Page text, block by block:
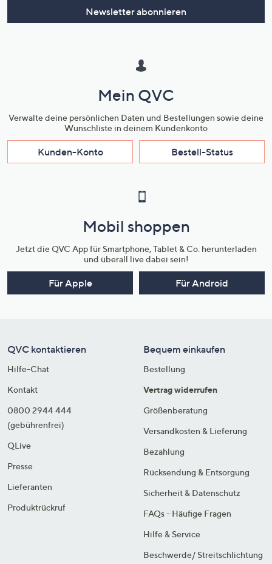
Newsletter abonnieren
Mein QVC
Verwalte deine persönlichen Daten und Bestellungen sowie deine
Wunschliste in deinem Kundenkonto
Kunden-Konto Bestell-Status
Mobil shoppen
Jetzt die QVC App für Smartphone, Tablet & Co. herunterladen
und überall live dabei sein!
Für Apple Für Android
QVC kontaktieren
Hilfe-Chat
Kontakt
0800 2944 444
(gebührenfrei)
QLive
Presse
Lieferanten
Produktrückruf
Bequem einkaufen
Bestellung
Vertrag widerrufen
Größenberatung
Versandkosten & Lieferung
Bezahlung
Rücksendung & Entsorgung
Sicherheit & Datenschutz
FAQs - Häufige Fragen
Hilfe & Service
Beschwerde/ Streitschlichtung